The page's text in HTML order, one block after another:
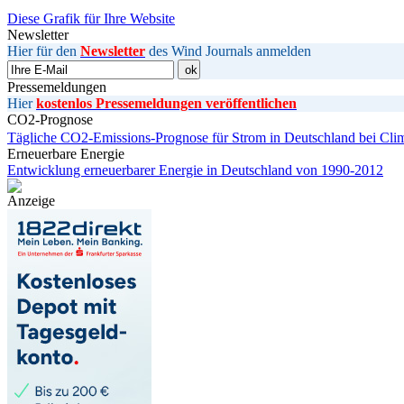
Diese Grafik für Ihre Website
Newsletter
Hier für den Newsletter des Wind Journals anmelden
Pressemeldungen
Hierkostenlos Pressemeldungen veröffentlichen
CO2-Prognose
Tägliche CO2-Emissions-Prognose für Strom in Deutschland bei
Erneuerbare Energie
Entwicklung erneuerbarer Energie in Deutschland von 1990-2012
Anzeige